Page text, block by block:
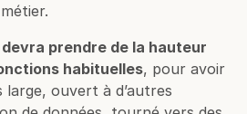
devra prendre de la hauteur
habituelles, pour avoir
ouvert à d’autres